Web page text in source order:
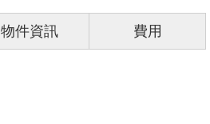
物件資訊 費用